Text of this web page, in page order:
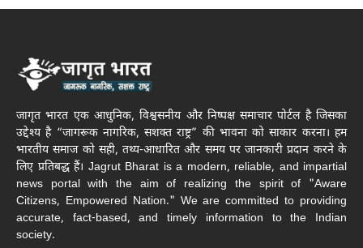
जागृत भारत एक आधुनिक, विश्वसनीय और निष्पक्ष समाचार पोर्टल है जिसका
उद्देश्य है “जागरूक नागरिक, सशक्त राष्ट्र” की भावना को साकार करना। हम
भारतीय समाज को सही, तथ्य-आधारित और समय पर जानकारी प्रदान करने के
लिए प्रतिबद्ध हैं। Jagrut Bharat is a modern, reliable, and impartial
news portal with the aim of realizing the spirit of "Aware
Citizens, Empowered Nation." We are committed to providing
accurate, fact-based, and timely information to the Indian
society.